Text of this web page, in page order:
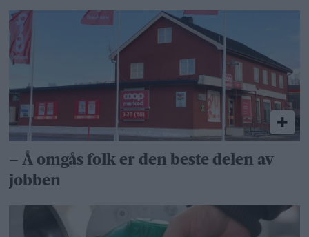
– Å omgås folk er den beste delen av
jobben